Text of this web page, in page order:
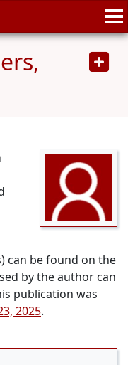
can be found on the
by the author can
publication was
2025.